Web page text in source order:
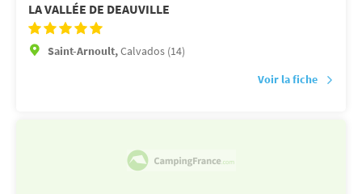
LA VALLÉE DE DEAUVILLE
Saint-Arnoult,Calvados (14)
Voir la fiche